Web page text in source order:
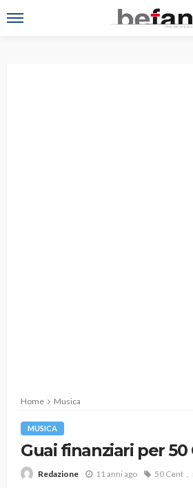
Home Musica
MUSICA
Guai finanziari per 50
Redazione 11 anni ago 50 Cent